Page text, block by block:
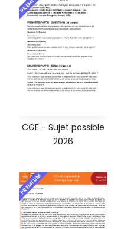
CGE - Sujet possible
2026
PREMIUM